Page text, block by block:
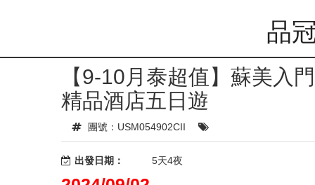
品
【9-10月泰超值】蘇美入
精品酒店五日遊
團號：USM054902CII
出發日期： 5天4夜